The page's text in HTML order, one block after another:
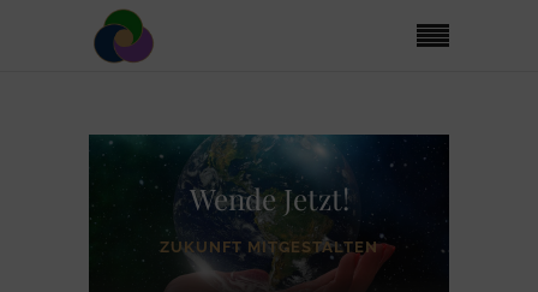
Wende Jetzt!
ZUKUNFT MITGESTALTEN